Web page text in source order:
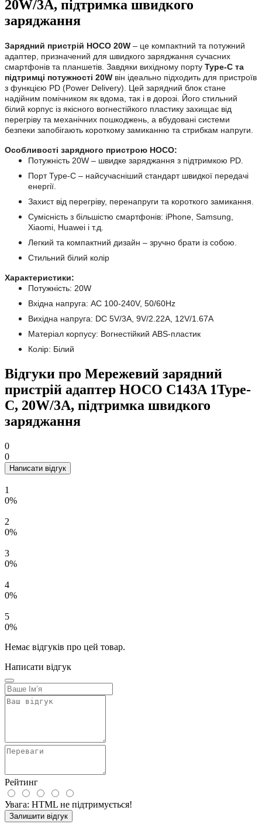
20W/3A, підтримка швидкого
заряджання
Зарядний пристрій HOCO 20W – це компактний та потужний
адаптер, призначений для швидкого заряджання сучасних
смартфонів та планшетів. Завдяки вихідному порту Type-C та
підтримці потужності 20W він ідеально підходить для пристроїв
з функцією PD (Power Delivery). Цей зарядний блок стане
надійним помічником як вдома, так і в дорозі. Його стильний
білий корпус із якісного вогнестійкого пластику захищає від
перегріву та механічних пошкоджень, а вбудовані системи
безпеки запобігають короткому замиканню та стрибкам напруги.
Особливості зарядного пристрою HOCO:
Потужність 20W – швидке заряджання з підтримкою PD.
Порт Type-C – найсучасніший стандарт швидкої передачі
енергії.
Захист від перегріву, перенапруги та короткого замикання.
Сумісність з більшістю смартфонів: iPhone, Samsung,
Xiaomi, Huawei і т.д.
Легкий та компактний дизайн – зручно брати із собою.
Стильний білий колір
Характеристики:
Потужність: 20W
Вхідна напруга: AC 100-240V, 50/60Hz
Вихідна напруга: DC 5V/3A, 9V/2.22A, 12V/1.67A
Матеріал корпусу: Вогнестійкий ABS-пластик
Колір: Білий
Відгуки про Мережевий зарядний
пристрій адаптер HOCO C143A 1Type-
C, 20W/3A, підтримка швидкого
заряджання
0
0
Написати відгук
1
0%
2
0%
3
0%
4
0%
5
0%
Немає відгуків про цей товар.
Написати відгук
Рейтинг
Увага: HTML не підтримується!
Залишити відгук